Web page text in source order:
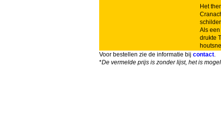
Het
Als
drukte
Voor bestellen zie de informatie bij contact.
*De vermelde prijs is zonder lijst, het is